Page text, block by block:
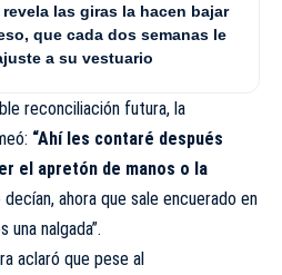
revela las giras la hacen bajar
que cada dos semanas le
a su vestuario
reconciliación futura, la
“Ahí les contaré después
el apretón de manos o la
decían, ahora que sale encuerado en
una nalgada”.
aclaró que pese al